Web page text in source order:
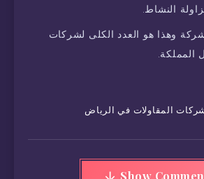
النشاط.
ألف شركة وهذا هو العدد الكلى لشركات
المملكة.
المقاولات في الرياض
Show